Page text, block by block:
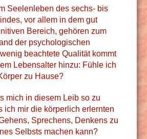
Seelenleben des sechs- bis
vor allem in dem gut
Bereich, gehören zum
der psychologischen
beachtete Qualität kommt
Lebensalter hinzu: Fühle ich
zu Hause?
mich in diesem Leib so zu
ich mir die körperlich erlernten
Sprechens, Denkens zu
Selbsts machen kann?